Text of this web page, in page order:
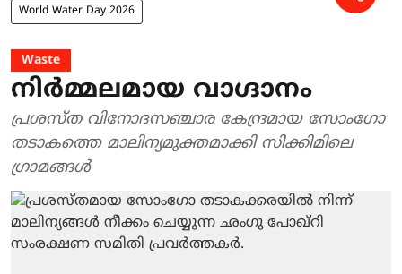
World Water Day 2026
Waste
നിർമ്മലമായ വാഗ്ദാനം
പ്രശസ്ത വിനോദസഞ്ചാര കേന്ദ്രമായ സോംഗോ
തടാകത്തെ മാലിന്യമുക്തമാക്കി സിക്കിമിലെ
ഗ്രാമങ്ങൾ